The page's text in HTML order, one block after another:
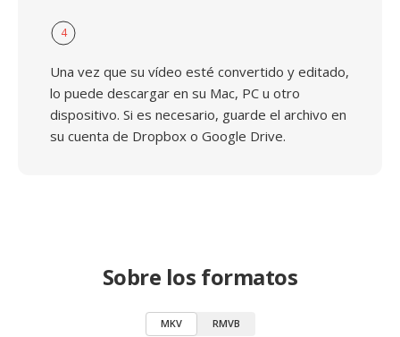
4
Una vez que su vídeo esté convertido y editado,
lo puede descargar en su Mac, PC u otro
dispositivo. Si es necesario, guarde el archivo en
su cuenta de Dropbox o Google Drive.
Sobre los formatos
MKV RMVB